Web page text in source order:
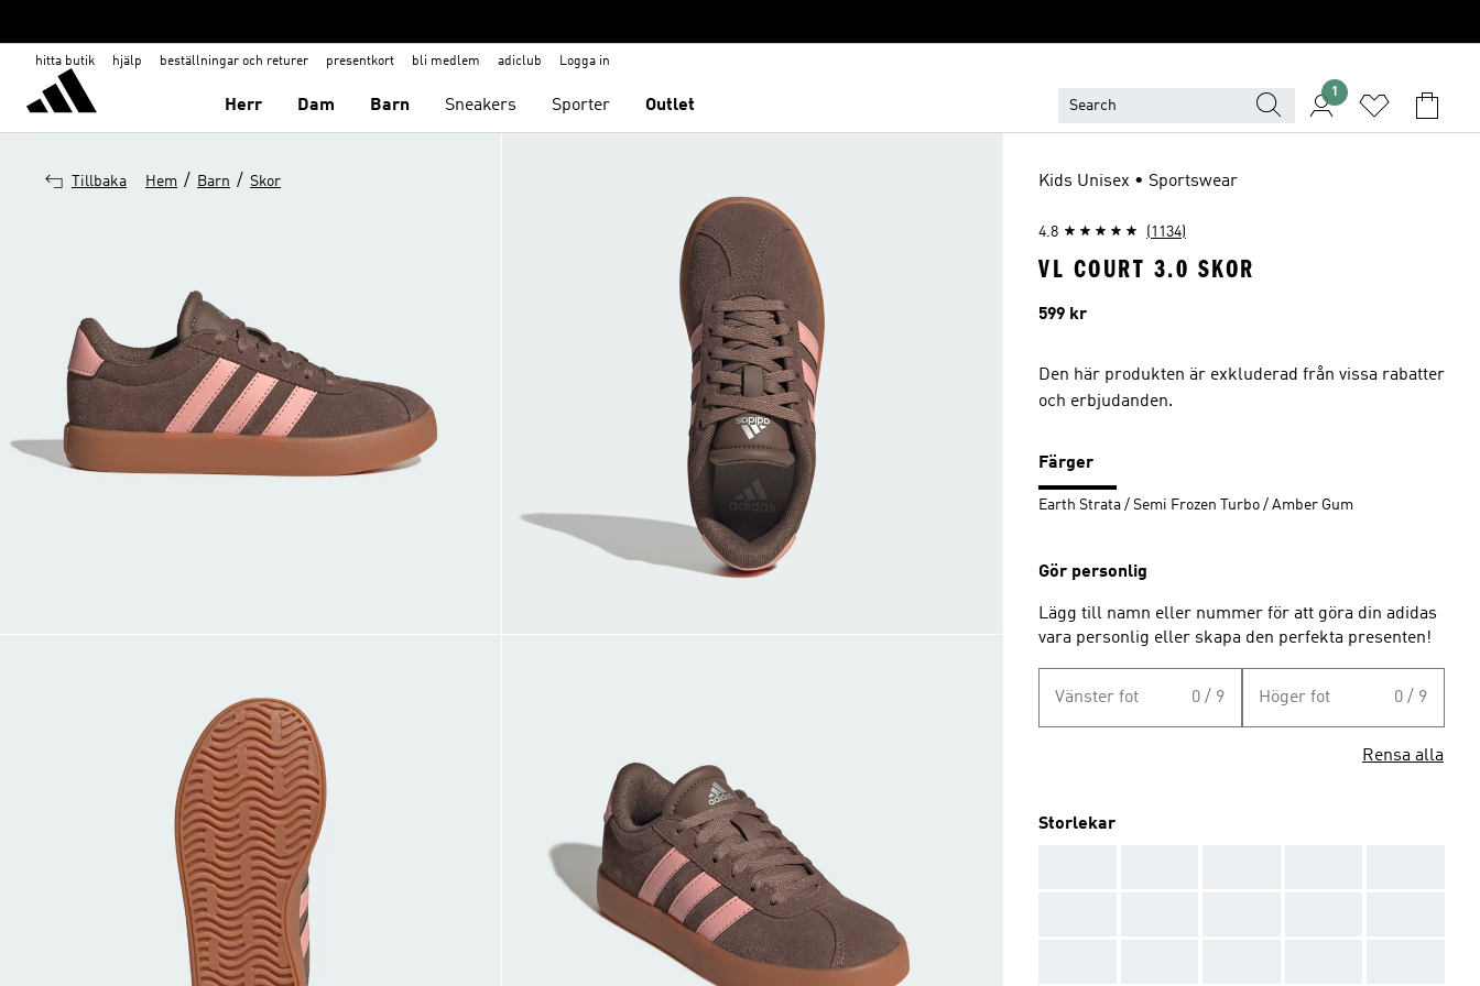
hitta butik hjälp beställningar och returer presentkort bli medlem adiclub Logga in
Herr Dam Barn Sneakers Sporter Outlet
1
Tillbaka Hem / Barn / Skor Kids Unisex • Sportswear
4.8 (1134)
VL COURT 3.0 SKOR
Pris
599 kr
Den här produkten är exkluderad från vissa rabatter
och erbjudanden.
Färger
Earth Strata / Semi Frozen Turbo / Amber Gum
Gör personlig
Lägg till namn eller nummer för att göra din adidas
vara personlig eller skapa den perfekta presenten!
Vänster fot 0 / 9 Höger fot 0 / 9
Rensa alla
Storlekar